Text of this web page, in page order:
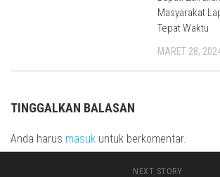
Masyarakat
Tepat Waktu
MARET 28,
TINGGALKAN BALASAN
Anda harus masuk untuk berkomentar.
NEXT STORY